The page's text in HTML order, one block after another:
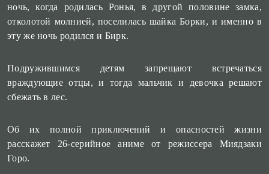
ночь, когда родилась Ронья, в другой половине замка,
отколотой молнией, поселилась шайка Борки, и именно в
эту же ночь родился и Бирк.
Подружившимся детям запрещают встречаться
враждующие отцы, и тогда мальчик и девочка решают
сбежать в лес.
Об их полной приключений и опасностей жизни
расскажет 26-серийное аниме от режиссера Миядзаки
Горо.